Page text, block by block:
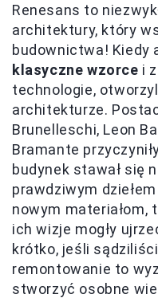
Renesans to
architektury, który
budownictwa! Kiedy
klasyczne wzorce i
technologie,
architekturze.
Brunelleschi, Leon
Bramante
budynek stawał się
prawdziwym
nowym materiałom,
ich wizje mogły
krótko, jeśli
remontowanie to
stworzyć osobne